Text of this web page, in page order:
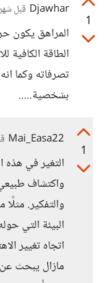
1
Djawhar قبل
المراهق يكون
الطاقة الكافية
تصرفاته وكما
بشخصية.....
1
Mai_Easa22
التغير في
واكتشاف
والتفكير.
البيئة التي
اتجاه تغيير
مازال يبحث عن